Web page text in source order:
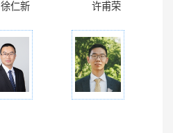
徐仁新 许甫荣